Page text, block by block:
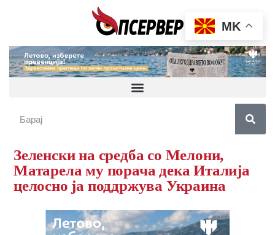
Зеленски на средба со Мелони,
Матарела му порача дека Италија
целосно ја поддржува Украина
MK